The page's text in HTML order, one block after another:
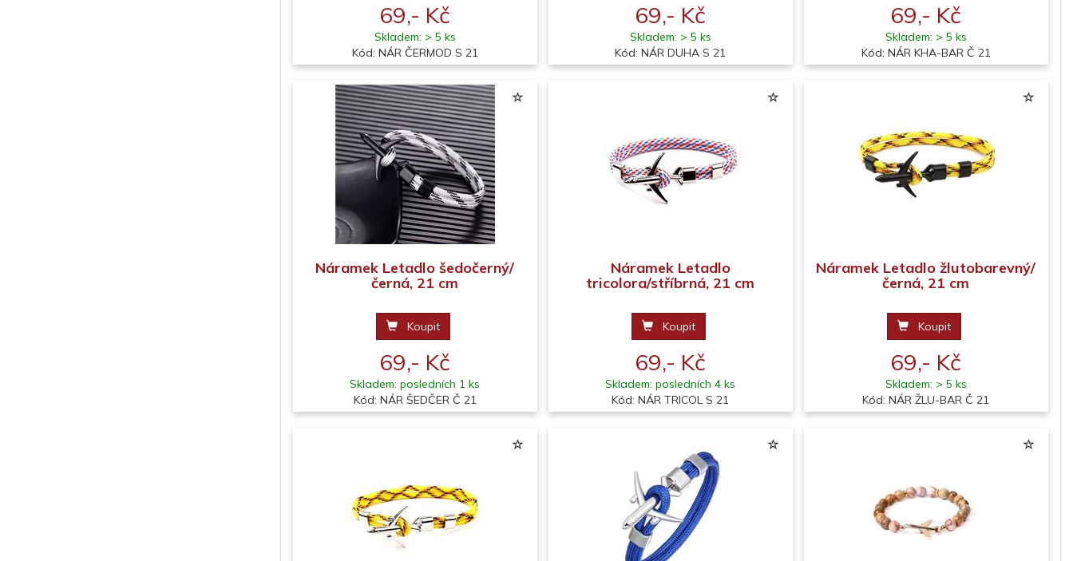
69,- Kč
Skladem: > 5 ks
Kód: NÁR ČERMOD S 21
69,- Kč
Skladem: > 5 ks
Kód: NÁR DUHA S 21
69,- Kč
Skladem: > 5 ks
Kód: NÁR KHA-BAR Č 21
Náramek Letadlo šedočerný/
černá, 21 cm
Koupit
69,- Kč
Skladem: posledních 1 ks
Kód: NÁR ŠEDČER Č 21
Náramek Letadlo
tricolora/stříbrná, 21 cm
Koupit
69,- Kč
Skladem: posledních 4 ks
Kód: NÁR TRICOL S 21
Náramek Letadlo žlutobarevný/
černá, 21 cm
Koupit
69,- Kč
Skladem: > 5 ks
Kód: NÁR ŽLU-BAR Č 21